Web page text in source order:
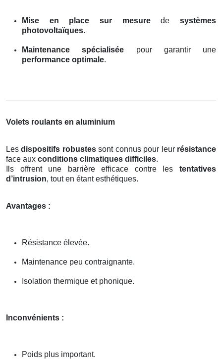
Mise en place sur mesuredesystèmes
photovoltaïques.
Maintenance spécialisée pour garantir une
performance optimale.
Volets roulants en aluminium
Lesdispositifs robustessont connus pour leur résistance
face aux conditions climatiques difficiles.
Ils offrent une barrière efficace contre les tentatives
d’intrusion, tout en étant esthétiques.
Avantages :
Résistance élevée.
Maintenance peu contraignante.
Isolation thermique et phonique.
Inconvénients :
Poids plus important.